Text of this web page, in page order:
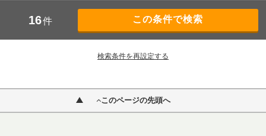
16件
検索条件を再設定する
このページの先頭へ